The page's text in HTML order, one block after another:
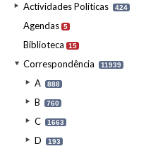
Actividades Políticas 424
Agendas 5
Biblioteca 15
Correspondência 11939
A 888
B 760
C 1663
D 193